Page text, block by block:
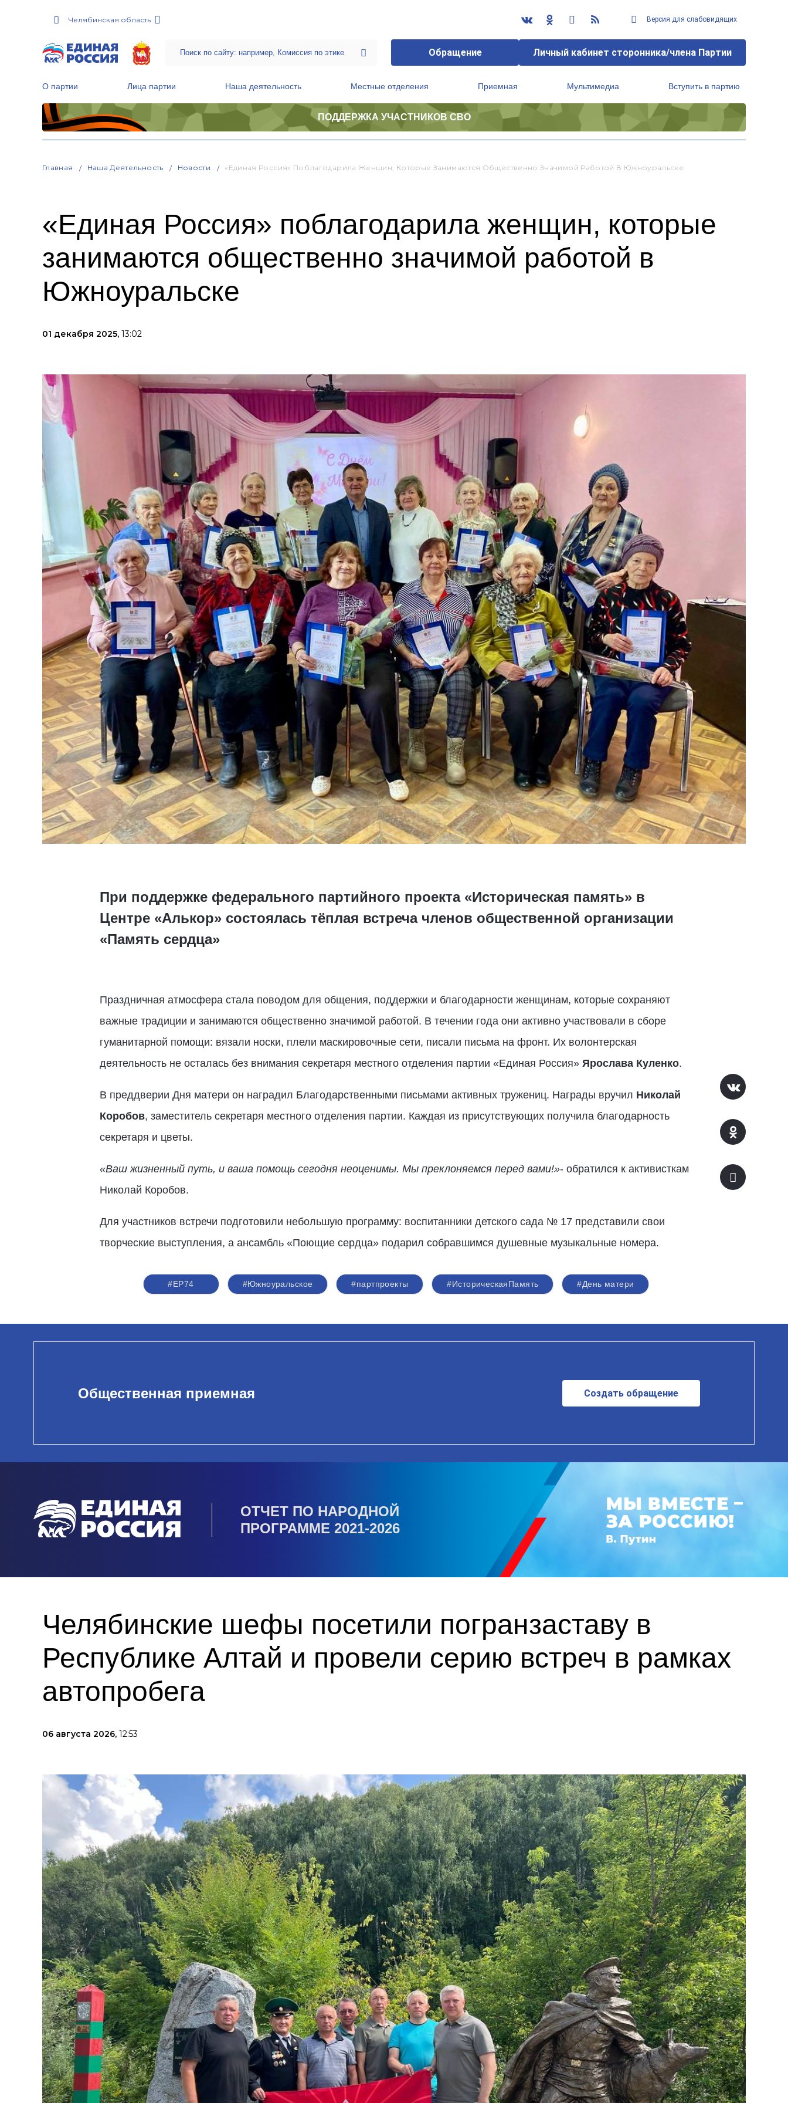
Челябинская область Версия для слабовидящих
Обращение Личный кабинет сторонника/члена Партии
О партии Лица партии Наша деятельность Местные отделения Приемная Мультимедиа Вступить в партию
ПОДДЕРЖКА УЧАСТНИКОВ СВО
Главная Наша Деятельность Новости «Единая Россия» Поблагодарила Женщин, Которые Занимаются Общественно Значимой Работой В Южноуральске
«Единая Россия» поблагодарила женщин, которые
занимаются общественно значимой работой в
Южноуральске
01 декабря 2025, 13:02
При поддержке федерального партийного проекта «Историческая память» в
Центре «Алькор» состоялась тёплая встреча членов общественной организации
«Память сердца»
Праздничная атмосфера стала поводом для общения, поддержки и благодарности женщинам, которые сохраняют
важные традиции и занимаются общественно значимой работой. В течении года они активно участвовали в сборе
гуманитарной помощи: вязали носки, плели маскировочные сети, писали письма на фронт. Их волонтерская
деятельность не осталась без внимания секретаря местного отделения партии «Единая Россия» Ярослава Куленко.
В преддверии Дня матери он наградил Благодарственными письмами активных тружениц. Награды вручил Николай
Коробов, заместитель секретаря местного отделения партии. Каждая из присутствующих получила благодарность
секретаря и цветы.
«Ваш жизненный путь, и ваша помощь сегодня неоценимы. Мы преклоняемся перед вами!»- обратился к активисткам
Николай Коробов.
Для участников встречи подготовили небольшую программу: воспитанники детского сада № 17 представили свои
творческие выступления, а ансамбль «Поющие сердца» подарил собравшимся душевные музыкальные номера.
#ЕР74 #Южноуральское #партпроекты #ИсторическаяПамять #День матери
Общественная приемная Создать обращение
ОТЧЕТ ПО НАРОДНОЙ
ПРОГРАММЕ 2021-2026
Челябинские шефы посетили погранзаставу в
Республике Алтай и провели серию встреч в рамках
автопробега
06 августа 2026, 12:53